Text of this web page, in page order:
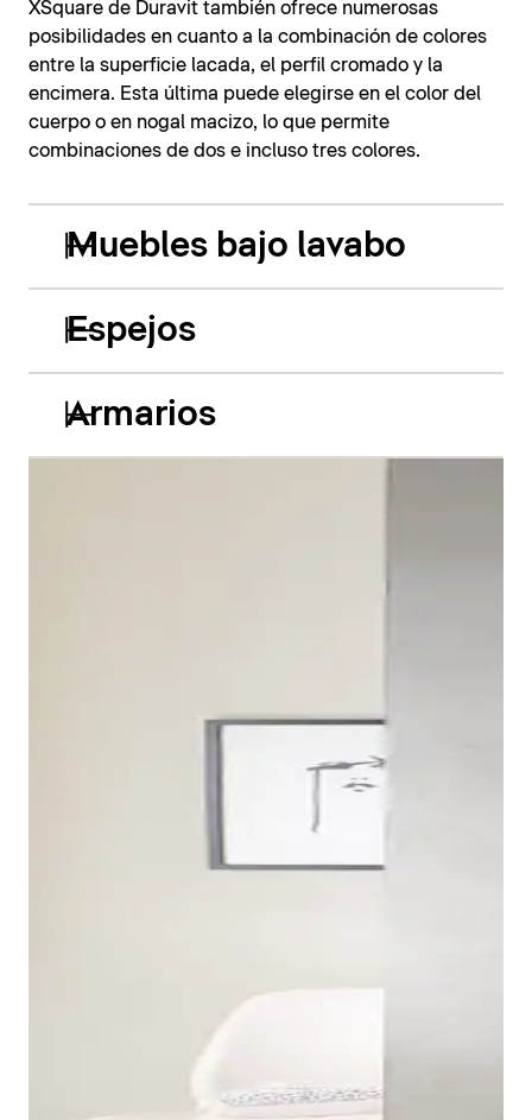
XSquare de Duravit también ofrece numerosas
posibilidades en cuanto a la combinación de colores
entre la superficie lacada, el perfil cromado y la
encimera. Esta última puede elegirse en el color del
cuerpo o en nogal macizo, lo que permite
combinaciones de dos e incluso tres colores.
Muebles bajo lavabo
diferentes series cerámicas y están disponibles en
Espejos
Armarios